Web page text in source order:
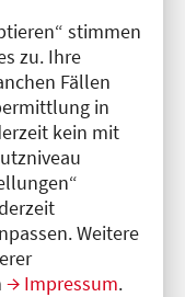
stimmen
zu. Ihre
Fällen
in
kein mit
Weitere
Impressum.